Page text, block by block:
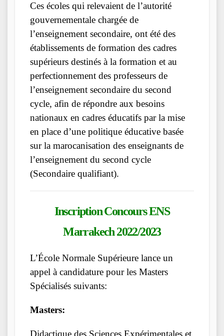
Ces écoles qui relevaient de l’autorité
gouvernementale chargée de
l’enseignement secondaire, ont été des
établissements de formation des cadres
supérieurs destinés à la formation et au
perfectionnement des professeurs de
l’enseignement secondaire du second
cycle, afin de répondre aux besoins
nationaux en cadres éducatifs par la mise
en place d’une politique éducative basée
sur la marocanisation des enseignants de
l’enseignement du second cycle
(Secondaire qualifiant).
Inscription Concours ENS
Marrakech 2022/2023
L’École Normale Supérieure lance un
appel à candidature pour les Masters
Spécialisés suivants:
Masters: